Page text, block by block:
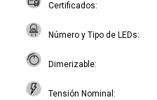
Certificados
Número y Tipo de LEDs
Dimerizable
Tensión Nominal